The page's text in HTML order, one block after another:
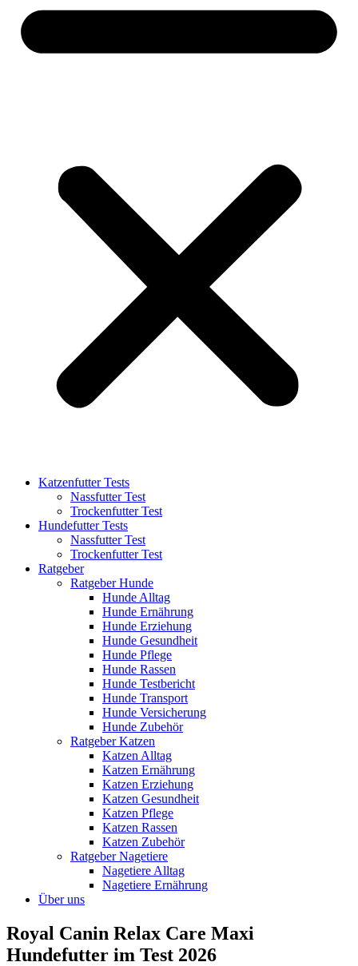
Katzenfutter Tests
Nassfutter Test
Trockenfutter Test
Hundefutter Tests
Nassfutter Test
Trockenfutter Test
Ratgeber
Ratgeber Hunde
Hunde Alltag
Hunde Ernährung
Hunde Erziehung
Hunde Gesundheit
Hunde Pflege
Hunde Rassen
Hunde Testbericht
Hunde Transport
Hunde Versicherung
Hunde Zubehör
Ratgeber Katzen
Katzen Alltag
Katzen Ernährung
Katzen Erziehung
Katzen Gesundheit
Katzen Pflege
Katzen Rassen
Katzen Zubehör
Ratgeber Nagetiere
Nagetiere Alltag
Nagetiere Ernährung
Über uns
Royal Canin Relax Care Maxi
Hundefutter im Test 2026